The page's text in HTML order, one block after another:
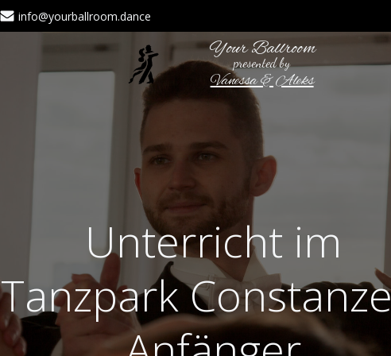
info@yourballroom.dance
Your Ballroom
presented by
Vanessa & Aleks
Unterricht im
Tanzpark